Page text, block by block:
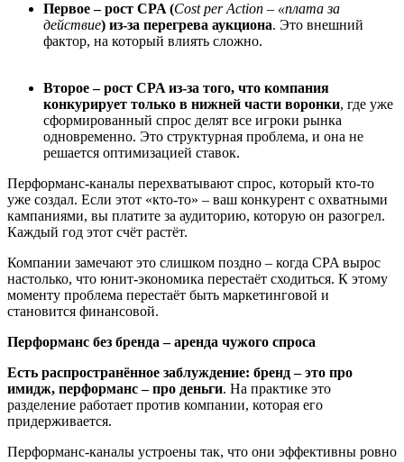
Первое – рост CPA (Cost per Action – «плата за
действие) из-за перегрева аукциона. Это внешний
фактор, на который влиять сложно.
Второе – рост CPA из-за того, что компания
конкурирует только в нижней части воронки, где уже
сформированный спрос делят все игроки рынка
одновременно. Это структурная проблема, и она не
решается оптимизацией ставок.
Перформанс-каналы перехватывают спрос, который кто-то
уже создал. Если этот «кто-то» – ваш конкурент с охватными
кампаниями, вы платите за аудиторию, которую он разогрел.
Каждый год этот счёт растёт.
Компании замечают это слишком поздно – когда CPA вырос
настолько, что юнит-экономика перестаёт сходиться. К этому
моменту проблема перестаёт быть маркетинговой и
становится финансовой.
Перформанс без бренда – аренда чужого спроса
Есть распространённое заблуждение: бренд – это про
имидж, перформанс – про деньги. На практике это
разделение работает против компании, которая его
придерживается.
Перформанс-каналы устроены так, что они эффективны ровно